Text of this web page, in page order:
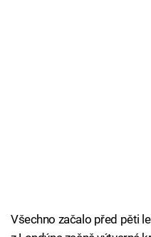
Všechno začalo před pěti